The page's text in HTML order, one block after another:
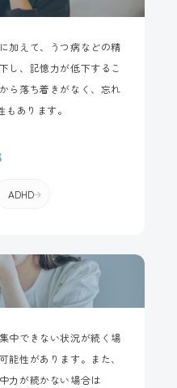
加えて、うつ病などの精
し、記憶力が低下するこ
ら落ち着きがなく、忘れ
あります。
ADHD
中できない状況が続く場
能性があります。また、
力が続かない場合は